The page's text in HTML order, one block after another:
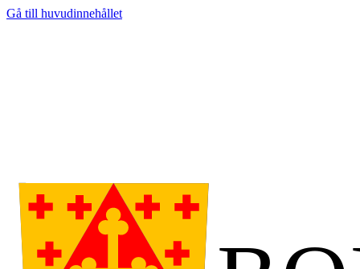
Gå till huvudinnehållet